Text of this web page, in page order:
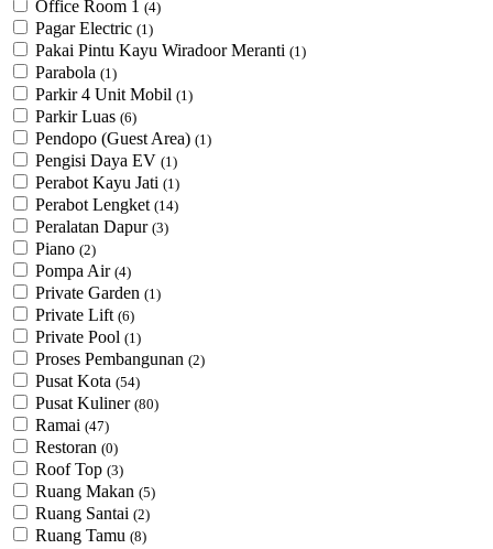
Office Room 1 (4)
Pagar Electric (1)
Pakai Pintu Kayu Wiradoor Meranti (1)
Parabola (1)
Parkir 4 Unit Mobil (1)
Parkir Luas (6)
Pendopo (Guest Area) (1)
Pengisi Daya EV (1)
Perabot Kayu Jati (1)
Perabot Lengket (14)
Peralatan Dapur (3)
Piano (2)
Pompa Air (4)
Private Garden (1)
Private Lift (6)
Private Pool (1)
Proses Pembangunan (2)
Pusat Kota (54)
Pusat Kuliner (80)
Ramai (47)
Restoran (0)
Roof Top (3)
Ruang Makan (5)
Ruang Santai (2)
Ruang Tamu (8)